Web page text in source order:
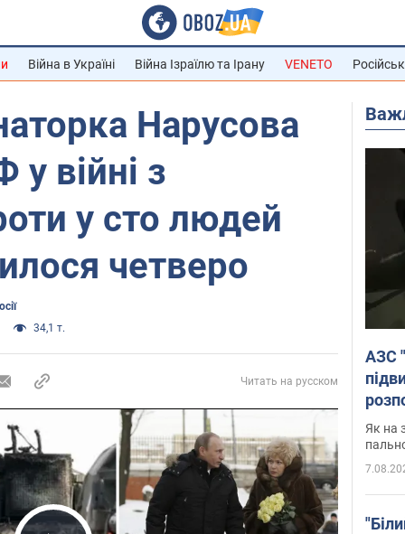
Війна в Україні Війна Ізраїлю та Ірану VENETO
Нарусова
війні з
у сто людей
четверо
34,1 т.
Читать на русском
АЗС
Як на